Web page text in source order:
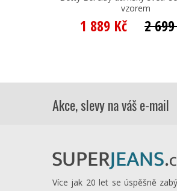
vzorem
1 889 Kč 2
Akce, slevy na váš e-mail
Více jak 20 let se úspěšně